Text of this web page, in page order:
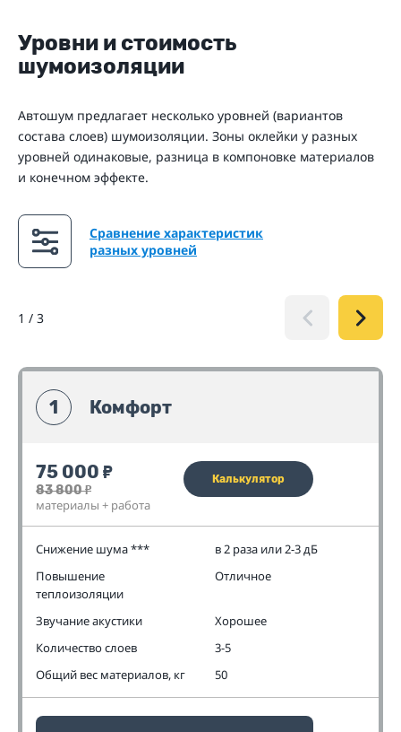
Уровни и стоимость
шумоизоляции
Автошум предлагает несколько уровней (вариантов
состава слоев) шумоизоляции. Зоны оклейки у разных
уровней одинаковые, разница в компоновке материалов
и конечном эффекте.
Сравнение характеристик
разных уровней
1 / 3
1 Комфорт
75 000 ₽
83 800₽
материалы + работа
Калькулятор
Снижение шума ***
в 2 раза или 2-3 дБ
Повышение
теплоизоляции
Отличное
Звучание акустики
Хорошее
Количество слоев
3-5
Общий вес материалов, кг
50